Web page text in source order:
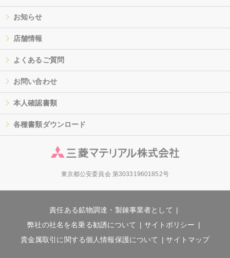
お知らせ
店舗情報
よくあるご質問
お問い合わせ
本人確認書類
各種書類ダウンロード
東京都公安委員会 第303319601852号
責任ある鉱物調達・製錬事業者として
弊社の社名を名乗る勧誘について
サイトポリシー
貴金属取引に関する個人情報保護について
サイトマップ